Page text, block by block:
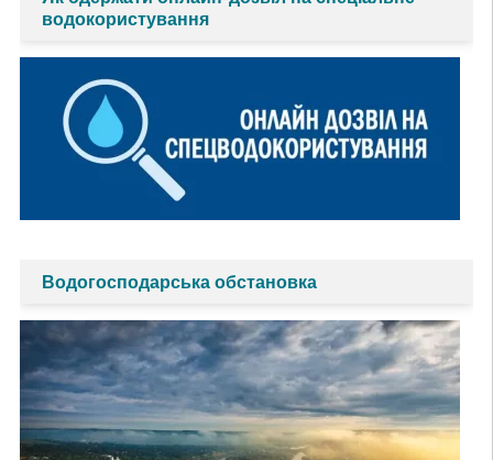
водокористування
Водогосподарська обстановка